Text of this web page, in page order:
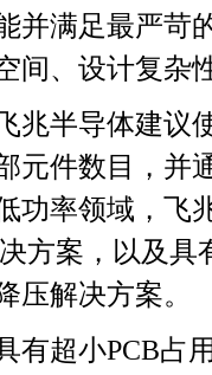
并满足最严苛
间、设计复杂
兆半导体建议
元件数目，并
功率领域，飞
方案，以及
压解决方案。
有超小PCB占